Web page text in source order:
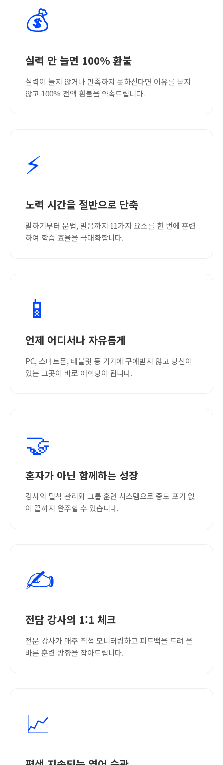
💰
실력 안 늘면 100% 환불
실력이 늘지 않거나 만족하지 못하신다면 이유를 묻지
않고 100% 전액 환불을 약속드립니다.
⚡
노력 시간을 절반으로 단축
말하기부터 문법, 발음까지 11가지 요소를 한 번에 훈련
하여 학습 효율을 극대화합니다.
📱
언제 어디서나 자유롭게
PC, 스마트폰, 태블릿 등 기기에 구애받지 않고 당신이
있는 그곳이 바로 어학당이 됩니다.
🤝
혼자가 아닌 함께하는 성장
강사의 밀착 관리와 그룹 훈련 시스템으로 중도 포기 없
이 끝까지 완주할 수 있습니다.
✍️
전담 강사의 1:1 체크
전문 강사가 매주 직접 모니터링하고 피드백을 드려 올
바른 훈련 방향을 잡아드립니다.
📈